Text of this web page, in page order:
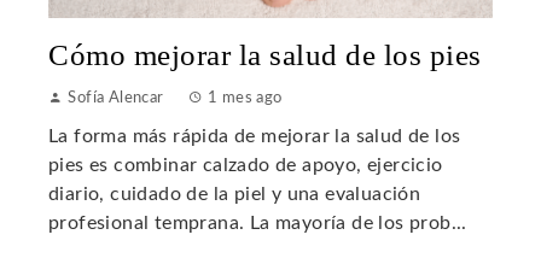
Cómo mejorar la salud de los pies
Sofía Alencar 1 mes ago
La forma más rápida de mejorar la salud de los
pies es combinar calzado de apoyo, ejercicio
diario, cuidado de la piel y una evaluación
profesional temprana. La mayoría de los prob...